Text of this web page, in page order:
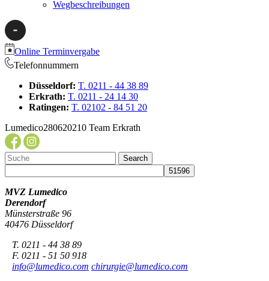
Wegbeschreibungen
Online Terminvergabe
Telefonnummern
Düsseldorf: T. 0211 - 44 38 89
Erkrath: T. 0211 - 24 14 30
Ratingen: T. 02102 - 84 51 20
Lumedico280620210 Team Erkrath
MVZ Lumedico
Derendorf
Münsterstraße 96
40476 Düsseldorf
T. 0211 - 44 38 89
F. 0211 - 51 50 918
info@lumedico.com chirurgie@lumedico.com